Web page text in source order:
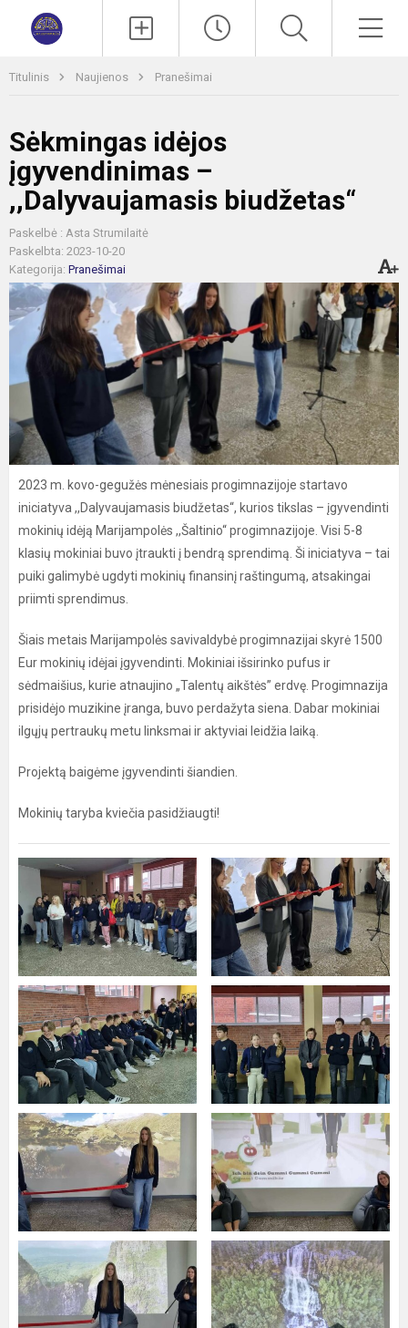
Titulinis Naujienos Pranešimai
Sėkmingas idėjos
įgyvendinimas –
,,Dalyvaujamasis biudžetas“
Paskelbė : Asta Strumilaitė
Paskelbta: 2023-10-20
Kategorija: Pranešimai
2023 m. kovo-gegužės mėnesiais progimnazijoje startavo
iniciatyva ,,Dalyvaujamasis biudžetas“, kurios tikslas – įgyvendinti
mokinių idėją Marijampolės ,,Šaltinio“ progimnazijoje. Visi 5-8
klasių mokiniai buvo įtraukti į bendrą sprendimą. Ši iniciatyva – tai
puiki galimybė ugdyti mokinių finansinį raštingumą, atsakingai
priimti sprendimus.
Šiais metais Marijampolės savivaldybė progimnazijai skyrė 1500
Eur mokinių idėjai įgyvendinti. Mokiniai išsirinko pufus ir
sėdmaišius, kurie atnaujino „Talentų aikštės” erdvę. Progimnazija
prisidėjo muzikine įranga, buvo perdažyta siena. Dabar mokiniai
ilgųjų pertraukų metu linksmai ir aktyviai leidžia laiką.
Projektą baigėme įgyvendinti šiandien.
Mokinių taryba kviečia pasidžiaugti!